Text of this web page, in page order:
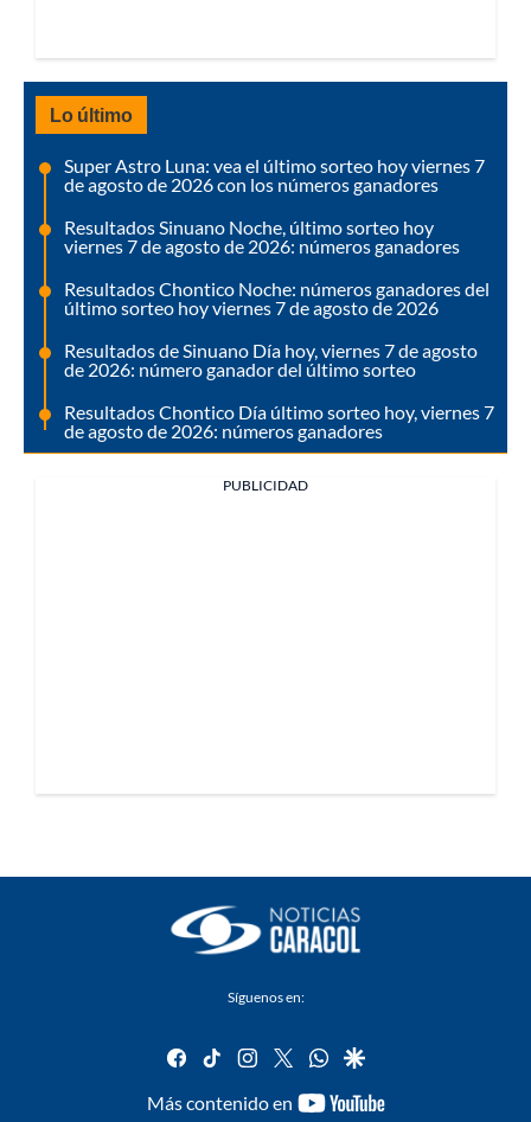
Lo último
Super Astro Luna: vea el último sorteo hoy viernes 7
de agosto de 2026 con los números ganadores
Resultados Sinuano Noche, último sorteo hoy
viernes 7 de agosto de 2026: números ganadores
Resultados Chontico Noche: números ganadores del
último sorteo hoy viernes 7 de agosto de 2026
Resultados de Sinuano Día hoy, viernes 7 de agosto
de 2026: número ganador del último sorteo
Resultados Chontico Día último sorteo hoy, viernes 7
de agosto de 2026: números ganadores
PUBLICIDAD
Síguenos en:
facebook
tiktok instagram
twitterwhatsapp
google
Más contenido en
youtube-